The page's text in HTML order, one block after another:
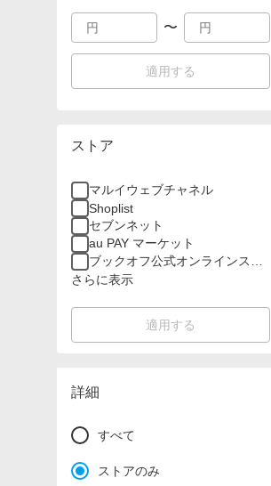
〜
適用する
ストア
マルイウェブチャネル
Shoplist
セブンネット
au PAY マーケット
ブックオフ公式オンラインスト
ア
さらに表示
適用する
詳細
すべて
ストアのみ